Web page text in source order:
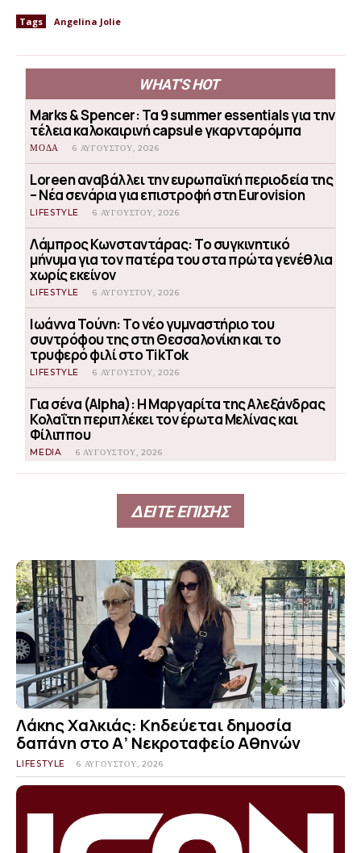
Tags Angelina Jolie
WHAT'S HOT
Marks & Spencer: Τα 9 summer essentials για την
τέλεια καλοκαιρινή capsule γκαρνταρόμπα
ΜΟΔΑ 6 ΑΥΓΟΎΣΤΟΥ, 2026
Loreen αναβάλλει την ευρωπαϊκή περιοδεία της
– Νέα σενάρια για επιστροφή στη Eurovision
LIFESTYLE 6 ΑΥΓΟΎΣΤΟΥ, 2026
Λάμπρος Κωνσταντάρας: Το συγκινητικό
μήνυμα για τον πατέρα του στα πρώτα γενέθλια
χωρίς εκείνον
LIFESTYLE 6 ΑΥΓΟΎΣΤΟΥ, 2026
Ιωάννα Τούνη: Το νέο γυμναστήριο του
συντρόφου της στη Θεσσαλονίκη και το
τρυφερό φιλί στο TikTok
LIFESTYLE 6 ΑΥΓΟΎΣΤΟΥ, 2026
Για σένα (Alpha): Η Μαργαρίτα της Αλεξάνδρας
Κολαΐτη περιπλέκει τον έρωτα Μελίνας και
Φίλιππου
MEDIA 6 ΑΥΓΟΎΣΤΟΥ, 2026
ΔΕΙΤΕ ΕΠΙΣΗΣ
Λάκης Χαλκιάς: Κηδεύεται δημοσία
δαπάνη στο Α’ Νεκροταφείο Αθηνών
LIFESTYLE 6 ΑΥΓΟΎΣΤΟΥ, 2026